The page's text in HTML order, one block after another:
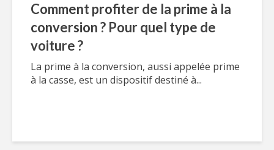
Comment profiter de la prime à la
conversion ? Pour quel type de
voiture ?
La prime à la conversion, aussi appelée prime
à la casse, est un dispositif destiné à...